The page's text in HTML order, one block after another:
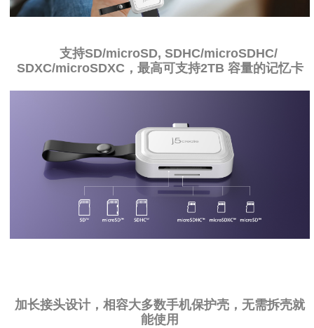
支持SD/microSD, SDHC/microSDHC/
SDXC/microSDXC，最高可支持2TB 容量的记忆卡
加长接头设计，相容大多数手机保护壳，无需拆壳就
能使用